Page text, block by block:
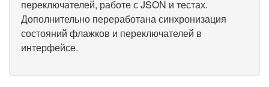
переключателей, работе с JSON и тестах.
Дополнительно переработана синхронизация
состояний флажков и переключателей в
интерфейсе.